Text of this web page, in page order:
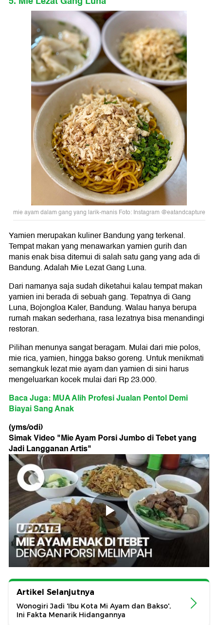
mie ayam dalam gang yang larik-manis Foto: Instagram @eatandcapture
Yamien merupakan kuliner Bandung yang terkenal.
Tempat makan yang menawarkan yamien gurih dan
manis enak bisa ditemui di salah satu gang yang ada di
Bandung. Adalah Mie Lezat Gang Luna.
Dari namanya saja sudah diketahui kalau tempat makan
yamien ini berada di sebuah gang. Tepatnya di Gang
Luna, Bojongloa Kaler, Bandung. Walau hanya berupa
rumah makan sederhana, rasa lezatnya bisa menandingi
restoran.
Pilihan menunya sangat beragam. Mulai dari mie polos,
mie rica, yamien, hingga bakso goreng. Untuk menikmati
semangkuk lezat mie ayam dan yamien di sini harus
mengeluarkan kocek mulai dari Rp 23.000.
Baca Juga: MUA Alih Profesi Jualan Pentol Demi
Biayai Sang Anak
(yms/odi)
Simak Video "Mie Ayam Porsi Jumbo di Tebet yang
Jadi Langganan Artis"
Artikel Selanjutnya
Wonogiri Jadi 'Ibu Kota Mi Ayam dan Bakso',
Ini Fakta Menarik Hidangannya